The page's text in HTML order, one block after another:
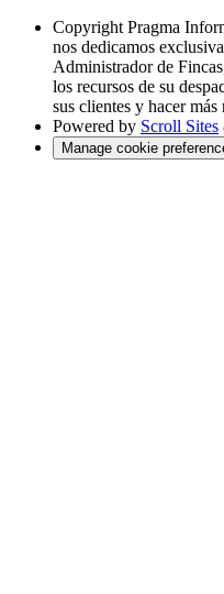
Copyright Pragma
nos dedicamos
Administrador de
los recursos de su
sus clientes y hacer
Powered by Scroll Sites
Manage cookie